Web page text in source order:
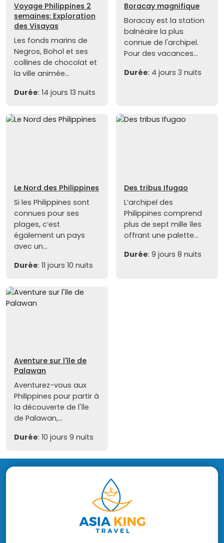
Voyage Philippines 2
semaines: Exploration
des Visayas
Les fonds marins de
Negros, Bohol et ses
collines de chocolat et
la ville animée...
Durée: 14 jours 13 nuits
Boracay magnifique
Boracay est la station
balnéaire la plus
connue de l'archipel.
Pour des vacances...
Durée: 4 jours 3 nuits
Le Nord des Philippines
Si les Philippines sont
connues pour ses
plages, c’est
également un pays
avec un...
Durée: 11 jours 10 nuits
Des tribus Ifugao
L’archipel des
Philippines comprend
plus de sept mille îles
offrant une palette...
Durée: 9 jours 8 nuits
Aventure sur l'île de
Palawan
Aventurez-vous aux
Philippines pour partir à
la découverte de l'île
de Palawan,...
Durée: 10 jours 9 nuits